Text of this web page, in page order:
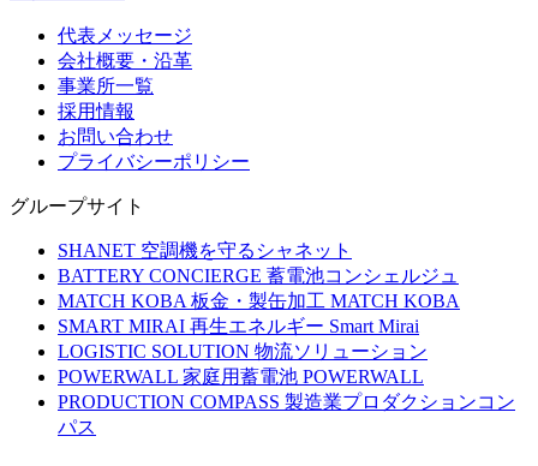
代表メッセージ
会社概要・沿革
事業所一覧
採用情報
お問い合わせ
プライバシーポリシー
グループサイト
SHANET 空調機を守るシャネット
BATTERY CONCIERGE 蓄電池コンシェルジュ
MATCH KOBA 板金・製缶加工 MATCH KOBA
SMART MIRAI 再生エネルギー Smart Mirai
LOGISTIC SOLUTION 物流ソリューション
POWERWALL 家庭用蓄電池 POWERWALL
PRODUCTION COMPASS 製造業プロダクションコン
パス